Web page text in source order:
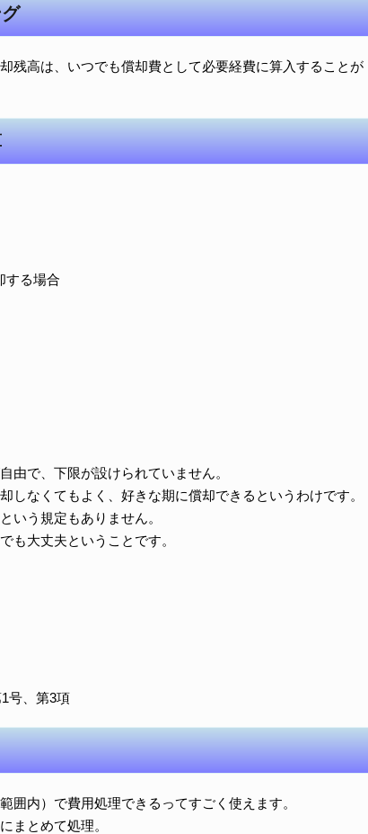
残高は、いつでも償却費として必要経費に算入することが
する場合
由で、下限が設けられていません。
しなくてもよく、好きな期に償却できるというわけです。
いう規定もありません。
も大丈夫ということです。
号、第3項
囲内）で費用処理できるってすごく使えます。
まとめて処理。